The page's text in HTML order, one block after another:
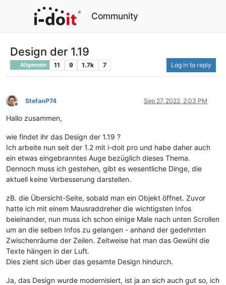
Community
Design der 1.19
Allgemein 11 9 1.7k 7 Log in to reply
Offline
StefanP74 Sep 27, 2022, 2:03 PM
Hallo zusammen,
wie findet ihr das Design der 1.19 ?
Ich arbeite nun seit der 1.2 mit i-doit pro und habe daher auch
ein etwas eingebranntes Auge bezüglich dieses Thema.
Dennoch muss ich gestehen, gibt es wesentliche Dinge, die
aktuell keine Verbesserung darstellen.
zB. die Übersicht-Seite, sobald man ein Objekt öffnet. Zuvor
hatte ich mit einem Mausraddreher die wichtigsten Infos
beieinander, nun muss ich schon einige Male nach unten Scrollen
um an die selben Infos zu gelangen - anhand der gedehnten
Zwischenräume der Zeilen. Zeitweise hat man das Gewühl die
Texte hängen in der Luft.
Dies zieht sich über das gesamte Design hindurch.
Ja, das Design wurde modernisiert, ist ja an sich auch gut so, ich